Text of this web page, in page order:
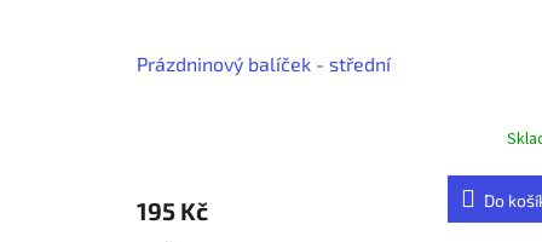
Prázdninový balíček - střední
195 Kč Do